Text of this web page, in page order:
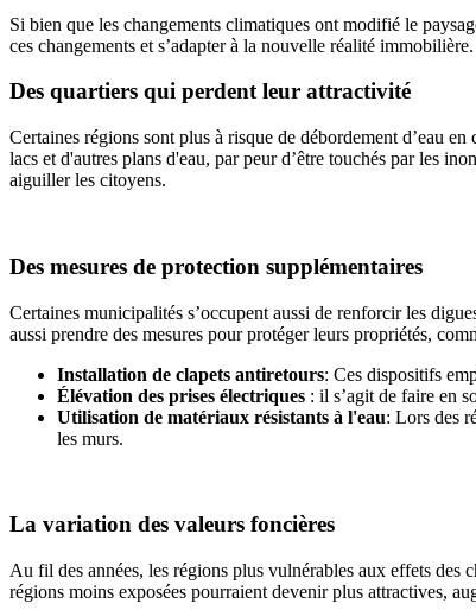
Si bien que les changements climatiques ont modifié le
ces changements et s’adapter à la nouvelle réalité immobilière.
Des quartiers qui perdent leur attractivité
Certaines régions sont plus à risque de débordement d’eau
lacs et d'autres plans d'eau, par peur d’être touchés par les
aiguiller les citoyens.
Des mesures de protection supplémentaires
Certaines municipalités s’occupent aussi de renforcir les
aussi prendre des mesures pour protéger leurs propriétés,
Installation de clapets antiretours: Ces dispositifs
Élévation des prises électriques : il s’agit de faire en
Utilisation de matériaux résistants à l'eau: Lors des
les murs.
La variation des valeurs foncières
Au fil des années, les régions plus vulnérables aux effets des
régions moins exposées pourraient devenir plus attractives,